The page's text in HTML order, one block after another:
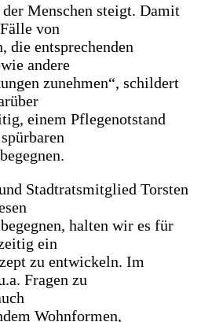
Menschen steigt. Damit
von
die entsprechenden
andere
zunehmen“, schildert
einem Pflegenotstand
Stadtratsmitglied Torsten
halten wir es für
ein
zu entwickeln. Im
Fragen zu
Wohnformen,